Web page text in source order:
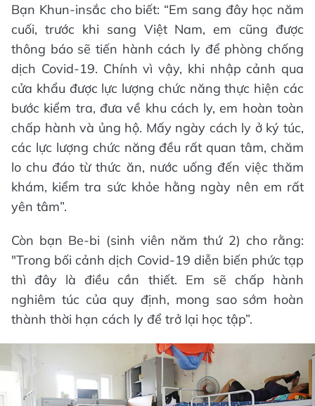
Bạn Khun-insắc cho biết: “Em sang đây học năm
cuối, trước khi sang Việt Nam, em cũng được
thông báo sẽ tiến hành cách ly để phòng chống
dịch Covid-19. Chính vì vậy, khi nhập cảnh qua
cửa khẩu được lực lượng chức năng thực hiện các
bước kiểm tra, đưa về khu cách ly, em hoàn toàn
chấp hành và ủng hộ. Mấy ngày cách ly ở ký túc,
các lực lượng chức năng đều rất quan tâm, chăm
lo chu đáo từ thức ăn, nước uống đến việc thăm
khám, kiểm tra sức khỏe hằng ngày nên em rất
yên tâm”.
Còn bạn Be-bi (sinh viên năm thứ 2) cho rằng:
"Trong bối cảnh dịch Covid-19 diễn biến phức tạp
thì đây là điều cần thiết. Em sẽ chấp hành
nghiêm túc của quy định, mong sao sớm hoàn
thành thời hạn cách ly để trở lại học tập”.